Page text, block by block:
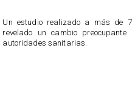
Un estudio realizado a más de
revelado un cambio
autoridades sanitarias.